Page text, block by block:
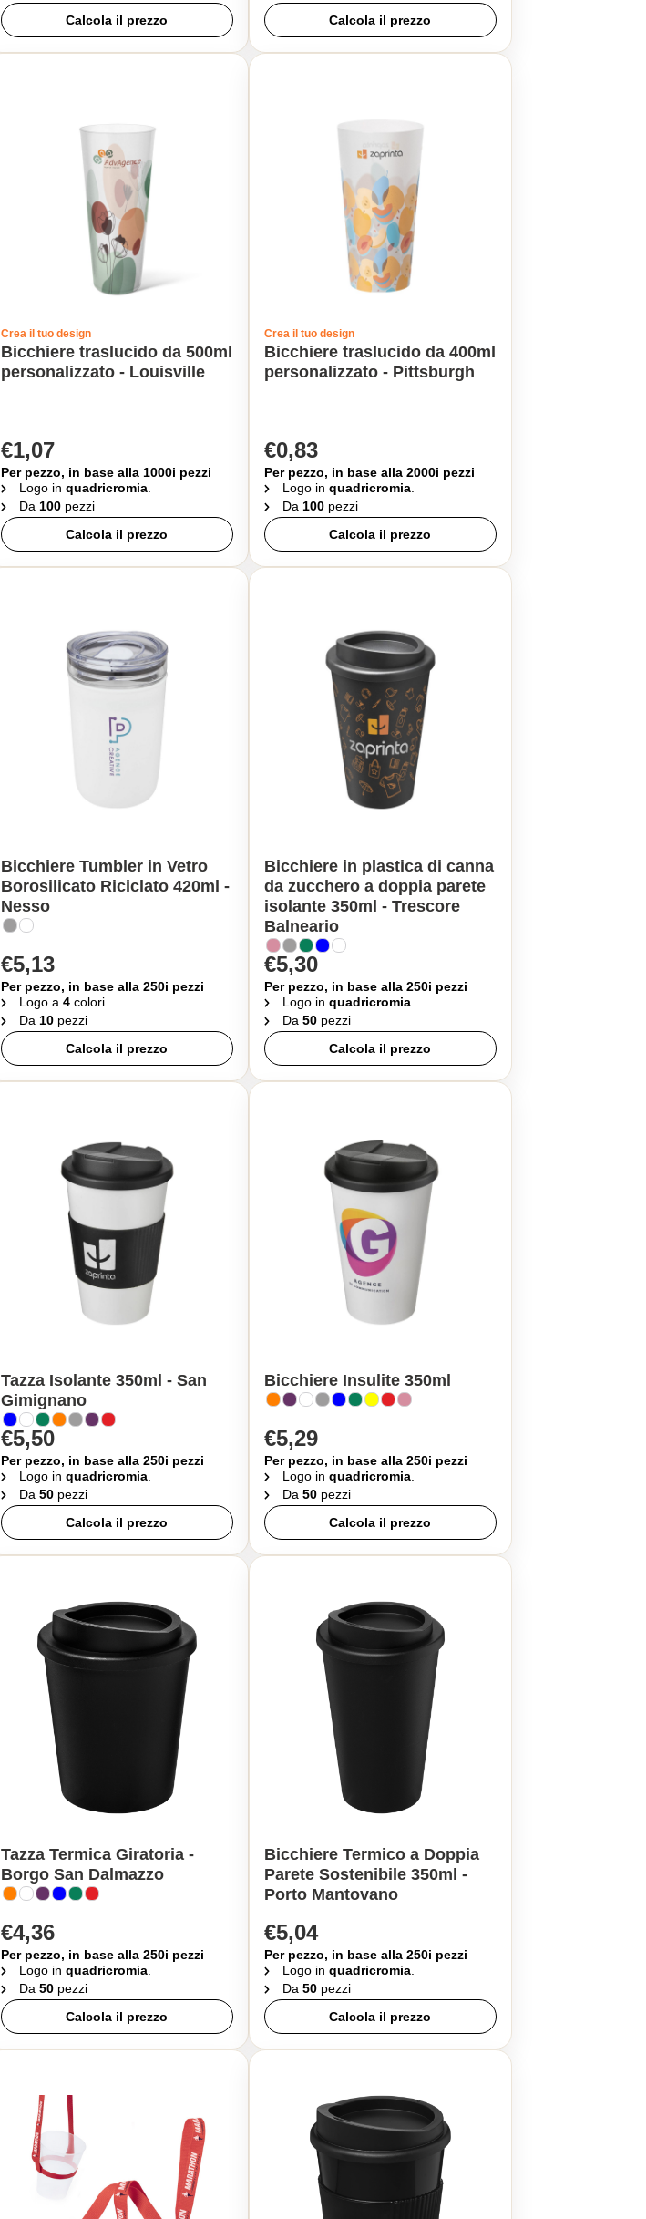
Calcola il prezzo
Calcola il prezzo
Crea il tuo design
Bicchiere traslucido da 500ml
personalizzato - Louisville
€1,07
Per pezzo, in base alla 1000i pezzi
Logo in quadricromia.
Da 100pezzi
Calcola il prezzo
Crea il tuo design
Bicchiere traslucido da 400ml
personalizzato - Pittsburgh
€0,83
Per pezzo, in base alla 2000i pezzi
Logo in quadricromia.
Da 100pezzi
Calcola il prezzo
Bicchiere Tumbler in Vetro
Borosilicato Riciclato 420ml -
Nesso
€5,13
Per pezzo, in base alla 250i pezzi
Logo a 4colori
Da 10pezzi
Calcola il prezzo
Bicchiere in plastica di canna
da zucchero a doppia parete
isolante 350ml - Trescore
Balneario
€5,30
Per pezzo, in base alla 250i pezzi
Logo in quadricromia.
Da 50pezzi
Calcola il prezzo
Tazza Isolante 350ml - San
Gimignano
€5,50
Per pezzo, in base alla 250i pezzi
Logo in quadricromia.
Da 50pezzi
Calcola il prezzo
Bicchiere Insulite 350ml
€5,29
Per pezzo, in base alla 250i pezzi
Logo in quadricromia.
Da 50pezzi
Calcola il prezzo
Tazza Termica Giratoria -
Borgo San Dalmazzo
€4,36
Per pezzo, in base alla 250i pezzi
Logo in quadricromia.
Da 50pezzi
Calcola il prezzo
Bicchiere Termico a Doppia
Parete Sostenibile 350ml -
Porto Mantovano
€5,04
Per pezzo, in base alla 250i pezzi
Logo in quadricromia.
Da 50pezzi
Calcola il prezzo